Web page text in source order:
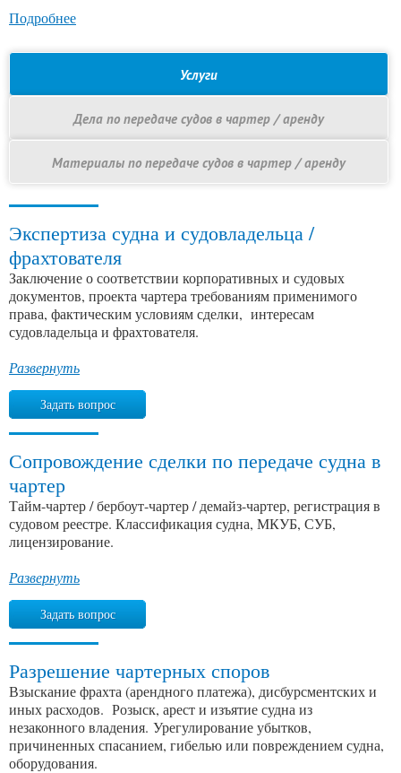
Подробнее
Услуги
Дела по передаче судов в чартер / аренду
Материалы по передаче судов в чартер / аренду
Экспертиза судна и судовладельца /
фрахтователя
Заключение о соответствии корпоративных и судовых
документов, проекта чартера требованиям применимого
права, фактическим условиям сделки, интересам
судовладельца и фрахтователя.
Развернуть
Задать вопрос
Сопровождение сделки по передаче судна в
чартер
Тайм-чартер / бербоут-чартер / демайз-чартер, регистрация в
судовом реестре. Классификация судна, МКУБ, СУБ,
лицензирование.
Развернуть
Задать вопрос
Разрешение чартерных споров
Взыскание фрахта (арендного платежа), дисбурсментских и
иных расходов. Розыск, арест и изъятие судна из
незаконного владения. Урегулирование убытков,
причиненных спасанием, гибелью или повреждением судна,
оборудования.